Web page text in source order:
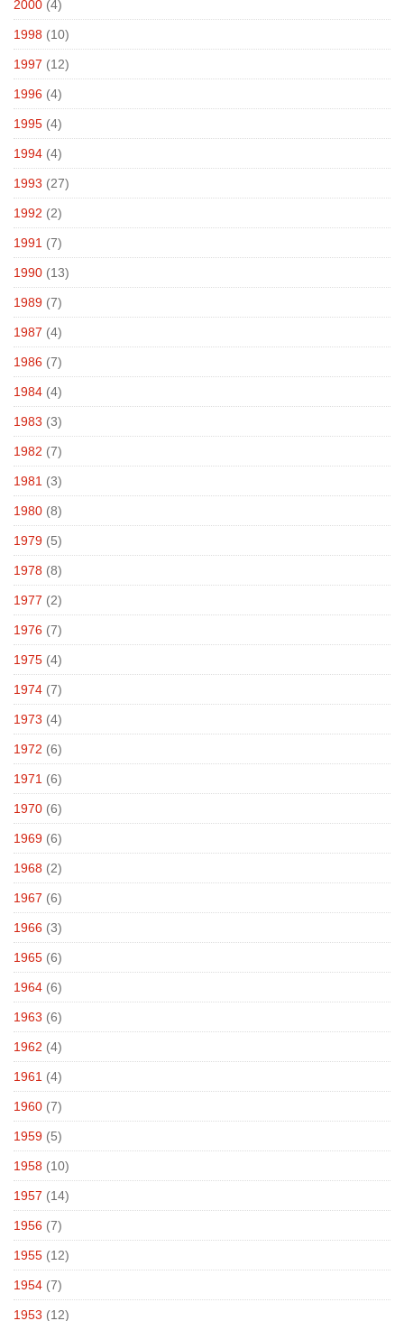
2000 (4)
1998 (10)
1997 (12)
1996 (4)
1995 (4)
1994 (4)
1993 (27)
1992 (2)
1991 (7)
1990 (13)
1989 (7)
1987 (4)
1986 (7)
1984 (4)
1983 (3)
1982 (7)
1981 (3)
1980 (8)
1979 (5)
1978 (8)
1977 (2)
1976 (7)
1975 (4)
1974 (7)
1973 (4)
1972 (6)
1971 (6)
1970 (6)
1969 (6)
1968 (2)
1967 (6)
1966 (3)
1965 (6)
1964 (6)
1963 (6)
1962 (4)
1961 (4)
1960 (7)
1959 (5)
1958 (10)
1957 (14)
1956 (7)
1955 (12)
1954 (7)
1953 (12)